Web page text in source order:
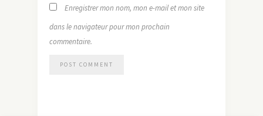
Enregistrer mon nom, mon e-mail et mon site
dans le navigateur pour mon prochain
commentaire.